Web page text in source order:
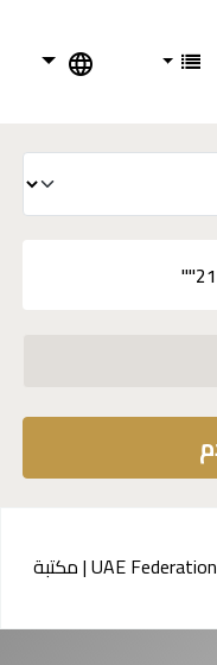
لم يتم العثور على نتائج لذلك في UAE Federation Library | مكتبة